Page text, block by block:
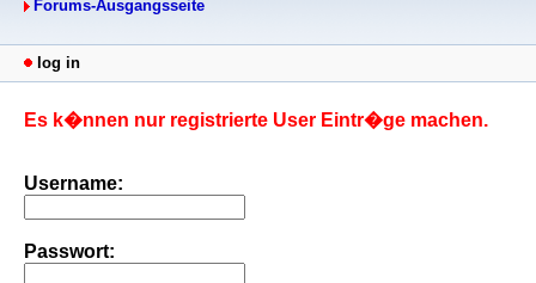
Forums-Ausgangsseite
log in
Es k�nnen nur registrierte User Eintr�ge machen.
Username:
Passwort: